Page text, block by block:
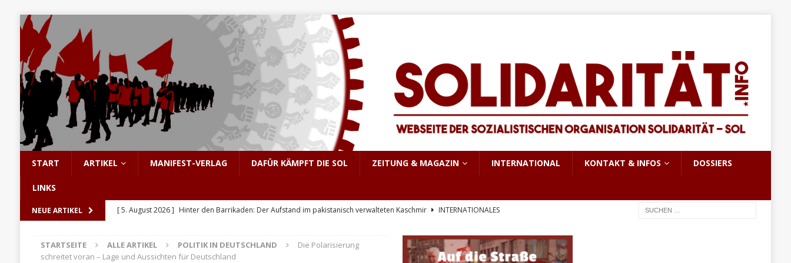
START ARTIKEL MANIFEST-VERLAG DAFÜR KÄMPFT DIE SOL ZEITUNG & MAGAZIN INTERNATIONAL KONTAKT & INFOS DOSSIERS
LINKS
NEUE ARTIKEL [ 5. August 2026 ] Hinter den Barrikaden: Der Aufstand im pakistanisch verwalteten Kaschmir
INTERNATIONALES
[ 4. August 2026 ]
Pistorius in Höchstform
KRIEG&MILITARISMUS
STARTSEITE ALLE ARTIKEL POLITIK IN DEUTSCHLAND
Die Polarisierung
schreitet voran – Lage und Aussichten für Deutschland